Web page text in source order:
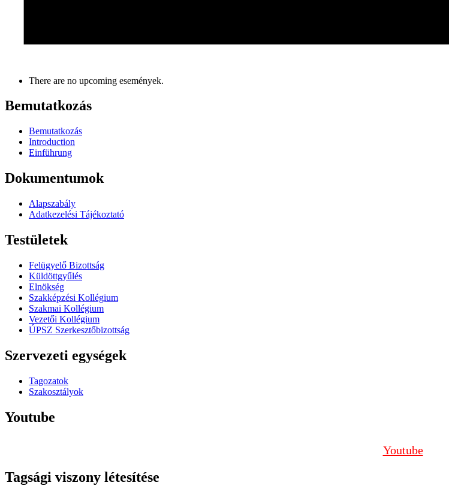
There are no upcoming események.
Bemutatkozás
Bemutatkozás
Introduction
Einführung
Dokumentumok
Alapszabály
Adatkezelési Tájékoztató
Testületek
Felügyelő Bizottság
Küldöttgyűlés
Elnökség
Szakképzési Kollégium
Szakmai Kollégium
Vezetői Kollégium
ÚPSZ Szerkesztőbizottság
Szervezeti egységek
Tagozatok
Szakosztályok
Youtube
Youtube
Tagsági viszony létesítése